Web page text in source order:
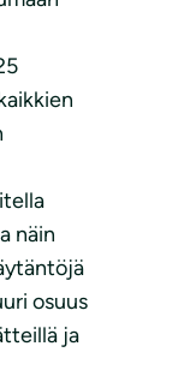
näin
osuus
ja